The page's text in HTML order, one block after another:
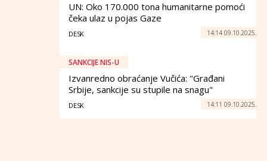
UN: Oko 170.000 tona humanitarne pomoći
čeka ulaz u pojas Gaze
DESK 14:14 09.10.2025.
SANKCIJE NIS-U
Izvanredno obraćanje Vučića: "Građani
Srbije, sankcije su stupile na snagu"
DESK 14:11 09.10.2025.